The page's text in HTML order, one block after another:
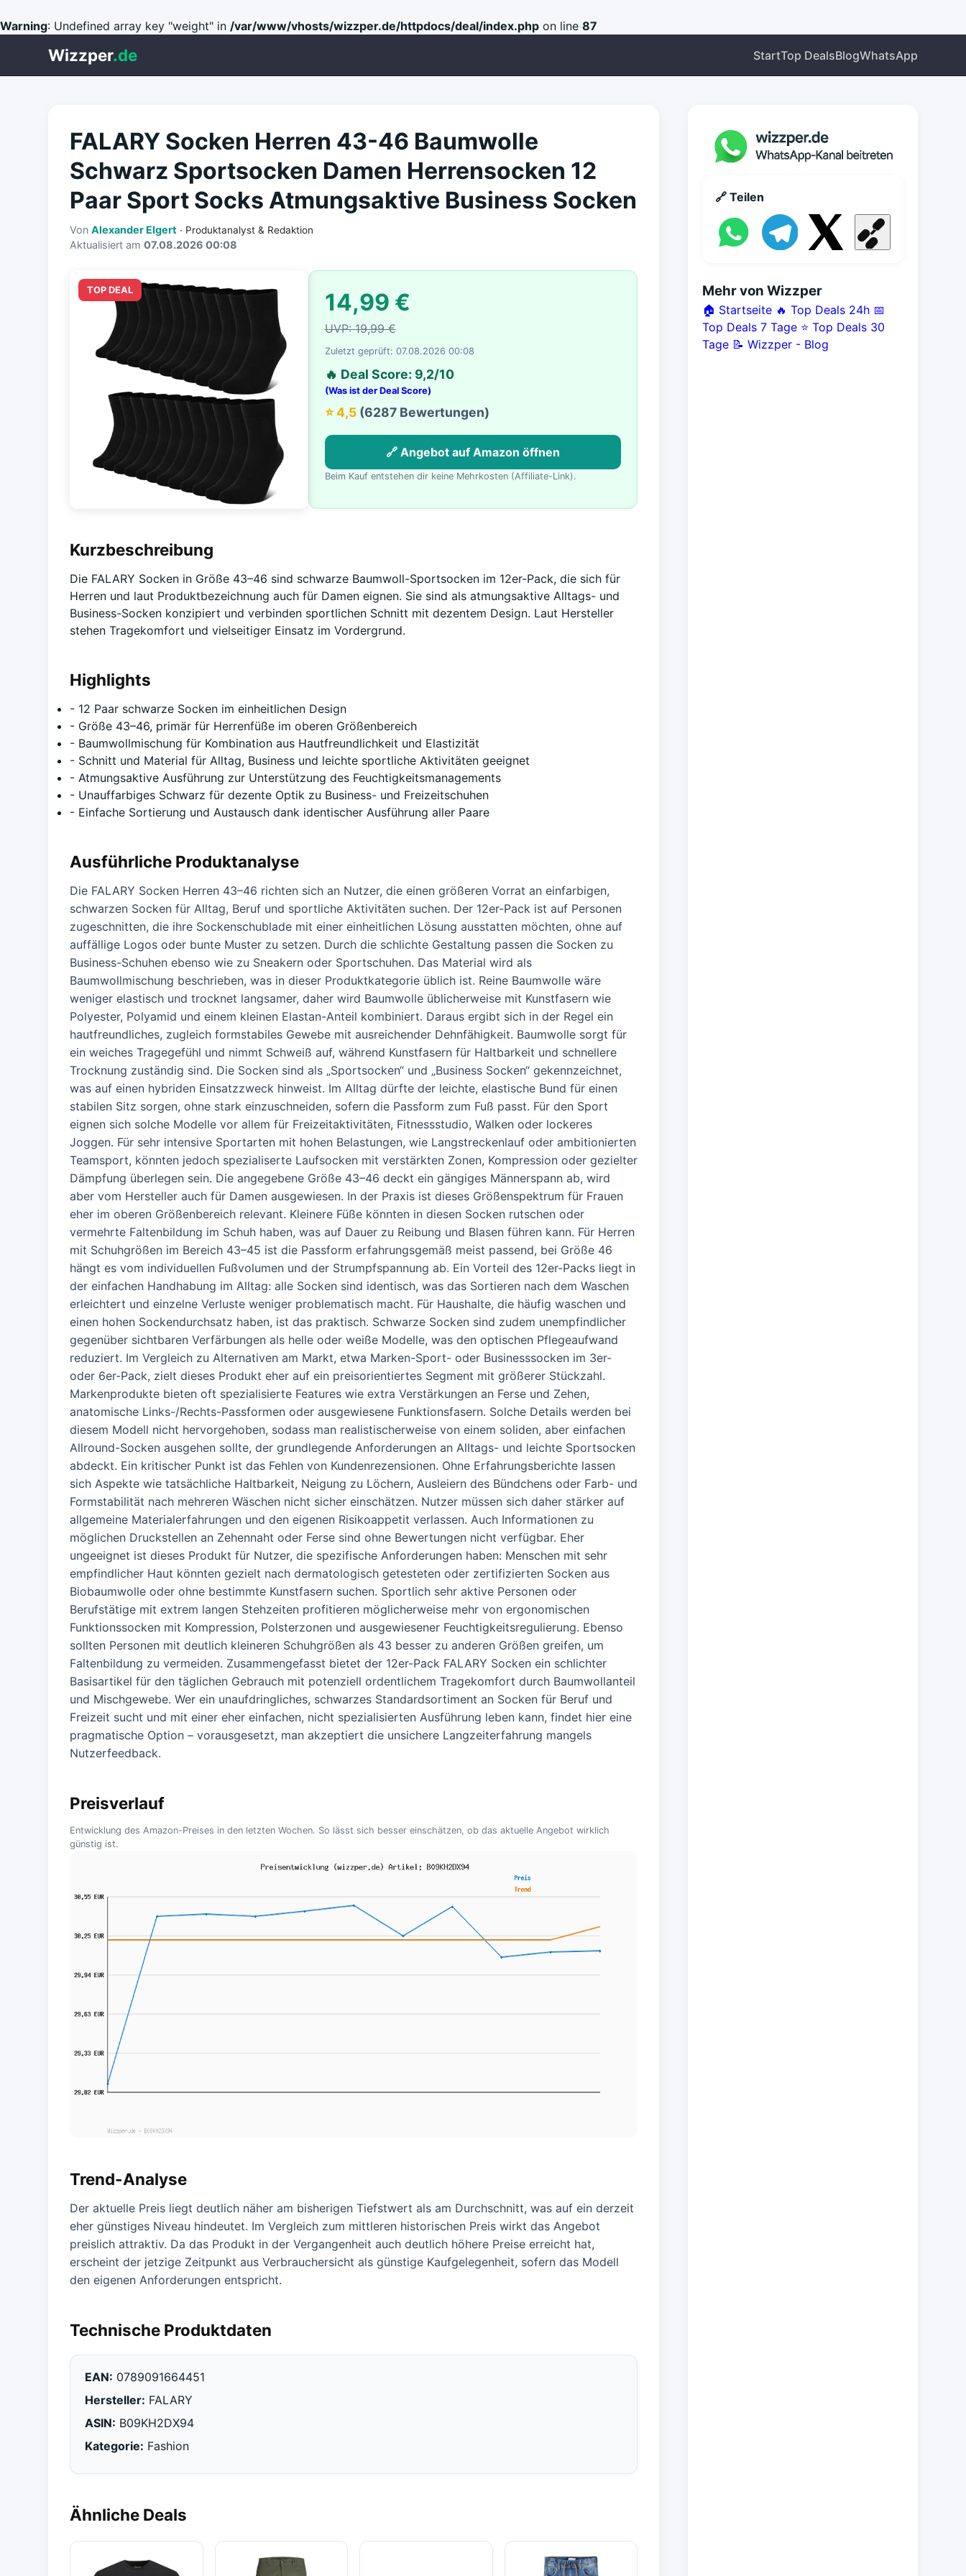
Warning: Undefined array key "weight" in /var/www/vhosts/wizzper.de/httpdocs/deal/index.php on line 87
Wizzper.de StartTop DealsBlogWhatsApp
FALARY Socken Herren 43-46 Baumwolle
Schwarz Sportsocken Damen Herrensocken 12
Paar Sport Socks Atmungsaktive Business Socken
Von Alexander Elgert · Produktanalyst & Redaktion
Aktualisiert am 07.08.2026 00:08
TOP DEAL 14,99 €
UVP: 19,99 €
Zuletzt geprüft: 07.08.2026 00:08
🔥 Deal Score: 9,2/10
(Was ist der Deal Score)
⭐ 4,5 (6287 Bewertungen)
🔗 Angebot auf Amazon öffnen
Beim Kauf entstehen dir keine Mehrkosten (Affiliate-Link).
Kurzbeschreibung
Die FALARY Socken in Größe 43–46 sind schwarze Baumwoll-Sportsocken im 12er-Pack, die sich für
Herren und laut Produktbezeichnung auch für Damen eignen. Sie sind als atmungsaktive Alltags- und
Business-Socken konzipiert und verbinden sportlichen Schnitt mit dezentem Design. Laut Hersteller
stehen Tragekomfort und vielseitiger Einsatz im Vordergrund.
Highlights
- 12 Paar schwarze Socken im einheitlichen Design
- Größe 43–46, primär für Herrenfüße im oberen Größenbereich
- Baumwollmischung für Kombination aus Hautfreundlichkeit und Elastizität
- Schnitt und Material für Alltag, Business und leichte sportliche Aktivitäten geeignet
- Atmungsaktive Ausführung zur Unterstützung des Feuchtigkeitsmanagements
- Unauffarbiges Schwarz für dezente Optik zu Business- und Freizeitschuhen
- Einfache Sortierung und Austausch dank identischer Ausführung aller Paare
Ausführliche Produktanalyse
Die FALARY Socken Herren 43–46 richten sich an Nutzer, die einen größeren Vorrat an einfarbigen,
schwarzen Socken für Alltag, Beruf und sportliche Aktivitäten suchen. Der 12er-Pack ist auf Personen
zugeschnitten, die ihre Sockenschublade mit einer einheitlichen Lösung ausstatten möchten, ohne auf
auffällige Logos oder bunte Muster zu setzen. Durch die schlichte Gestaltung passen die Socken zu
Business-Schuhen ebenso wie zu Sneakern oder Sportschuhen. Das Material wird als
Baumwollmischung beschrieben, was in dieser Produktkategorie üblich ist. Reine Baumwolle wäre
weniger elastisch und trocknet langsamer, daher wird Baumwolle üblicherweise mit Kunstfasern wie
Polyester, Polyamid und einem kleinen Elastan-Anteil kombiniert. Daraus ergibt sich in der Regel ein
hautfreundliches, zugleich formstabiles Gewebe mit ausreichender Dehnfähigkeit. Baumwolle sorgt für
ein weiches Tragegefühl und nimmt Schweiß auf, während Kunstfasern für Haltbarkeit und schnellere
Trocknung zuständig sind. Die Socken sind als „Sportsocken“ und „Business Socken“ gekennzeichnet,
was auf einen hybriden Einsatzzweck hinweist. Im Alltag dürfte der leichte, elastische Bund für einen
stabilen Sitz sorgen, ohne stark einzuschneiden, sofern die Passform zum Fuß passt. Für den Sport
eignen sich solche Modelle vor allem für Freizeitaktivitäten, Fitnessstudio, Walken oder lockeres
Joggen. Für sehr intensive Sportarten mit hohen Belastungen, wie Langstreckenlauf oder ambitionierten
Teamsport, könnten jedoch spezialiserte Laufsocken mit verstärkten Zonen, Kompression oder gezielter
Dämpfung überlegen sein. Die angegebene Größe 43–46 deckt ein gängiges Männerspann ab, wird
aber vom Hersteller auch für Damen ausgewiesen. In der Praxis ist dieses Größenspektrum für Frauen
eher im oberen Größenbereich relevant. Kleinere Füße könnten in diesen Socken rutschen oder
vermehrte Faltenbildung im Schuh haben, was auf Dauer zu Reibung und Blasen führen kann. Für Herren
mit Schuhgrößen im Bereich 43–45 ist die Passform erfahrungsgemäß meist passend, bei Größe 46
hängt es vom individuellen Fußvolumen und der Strumpfspannung ab. Ein Vorteil des 12er-Packs liegt in
der einfachen Handhabung im Alltag: alle Socken sind identisch, was das Sortieren nach dem Waschen
erleichtert und einzelne Verluste weniger problematisch macht. Für Haushalte, die häufig waschen und
einen hohen Sockendurchsatz haben, ist das praktisch. Schwarze Socken sind zudem unempfindlicher
gegenüber sichtbaren Verfärbungen als helle oder weiße Modelle, was den optischen Pflegeaufwand
reduziert. Im Vergleich zu Alternativen am Markt, etwa Marken-Sport- oder Businesssocken im 3er-
oder 6er-Pack, zielt dieses Produkt eher auf ein preisorientiertes Segment mit größerer Stückzahl.
Markenprodukte bieten oft spezialisierte Features wie extra Verstärkungen an Ferse und Zehen,
anatomische Links-/Rechts-Passformen oder ausgewiesene Funktionsfasern. Solche Details werden bei
diesem Modell nicht hervorgehoben, sodass man realistischerweise von einem soliden, aber einfachen
Allround-Socken ausgehen sollte, der grundlegende Anforderungen an Alltags- und leichte Sportsocken
abdeckt. Ein kritischer Punkt ist das Fehlen von Kundenrezensionen. Ohne Erfahrungsberichte lassen
sich Aspekte wie tatsächliche Haltbarkeit, Neigung zu Löchern, Ausleiern des Bündchens oder Farb- und
Formstabilität nach mehreren Wäschen nicht sicher einschätzen. Nutzer müssen sich daher stärker auf
allgemeine Materialerfahrungen und den eigenen Risikoappetit verlassen. Auch Informationen zu
möglichen Druckstellen an Zehennaht oder Ferse sind ohne Bewertungen nicht verfügbar. Eher
ungeeignet ist dieses Produkt für Nutzer, die spezifische Anforderungen haben: Menschen mit sehr
empfindlicher Haut könnten gezielt nach dermatologisch getesteten oder zertifizierten Socken aus
Biobaumwolle oder ohne bestimmte Kunstfasern suchen. Sportlich sehr aktive Personen oder
Berufstätige mit extrem langen Stehzeiten profitieren möglicherweise mehr von ergonomischen
Funktionssocken mit Kompression, Polsterzonen und ausgewiesener Feuchtigkeitsregulierung. Ebenso
sollten Personen mit deutlich kleineren Schuhgrößen als 43 besser zu anderen Größen greifen, um
Faltenbildung zu vermeiden. Zusammengefasst bietet der 12er-Pack FALARY Socken ein schlichter
Basisartikel für den täglichen Gebrauch mit potenziell ordentlichem Tragekomfort durch Baumwollanteil
und Mischgewebe. Wer ein unaufdringliches, schwarzes Standardsortiment an Socken für Beruf und
Freizeit sucht und mit einer eher einfachen, nicht spezialisierten Ausführung leben kann, findet hier eine
pragmatische Option – vorausgesetzt, man akzeptiert die unsichere Langzeiterfahrung mangels
Nutzerfeedback.
Preisverlauf
Entwicklung des Amazon-Preises in den letzten Wochen. So lässt sich besser einschätzen, ob das aktuelle Angebot wirklich
günstig ist.
Trend-Analyse
Der aktuelle Preis liegt deutlich näher am bisherigen Tiefstwert als am Durchschnitt, was auf ein derzeit
eher günstiges Niveau hindeutet. Im Vergleich zum mittleren historischen Preis wirkt das Angebot
preislich attraktiv. Da das Produkt in der Vergangenheit auch deutlich höhere Preise erreicht hat,
erscheint der jetzige Zeitpunkt aus Verbrauchersicht als günstige Kaufgelegenheit, sofern das Modell
den eigenen Anforderungen entspricht.
Technische Produktdaten
EAN: 0789091664451
Hersteller: FALARY
ASIN: B09KH2DX94
Kategorie: Fashion
Ähnliche Deals
🔗 Teilen
Mehr von Wizzper
🏠 Startseite 🔥 Top Deals 24h 📅
Top Deals 7 Tage ⭐ Top Deals 30
Tage 📝 Wizzper - Blog